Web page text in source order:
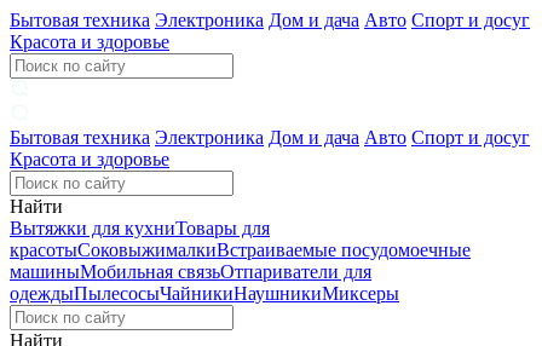
Бытовая техника Электроника Дом и дача Авто Спорт и досуг
Красота и здоровье
Бытовая техника Электроника Дом и дача Авто Спорт и досуг
Красота и здоровье
Найти
Вытяжки для кухниТовары для
красотыСоковыжималкиВстраиваемые посудомоечные
машиныМобильная связьОтпариватели для
одеждыПылесосыЧайникиНаушникиМиксеры
Найти